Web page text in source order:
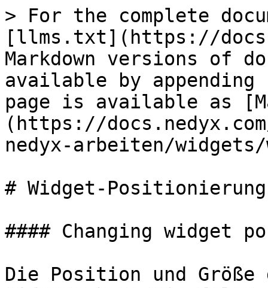
> For the complete
[llms.txt](https://
Markdown versions of
available by
page is available as
(https://
nedyx-arbeiten/
# Widget-Positionierung
#### Changing widget
Die Position und